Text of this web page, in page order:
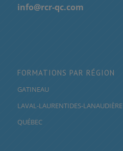
info@rcr-qc.com
FORMATIONS PAR RÉGION
GATINEAU
LAVAL-LAURENTIDES-LANAUDIÈRE
QUÉBEC